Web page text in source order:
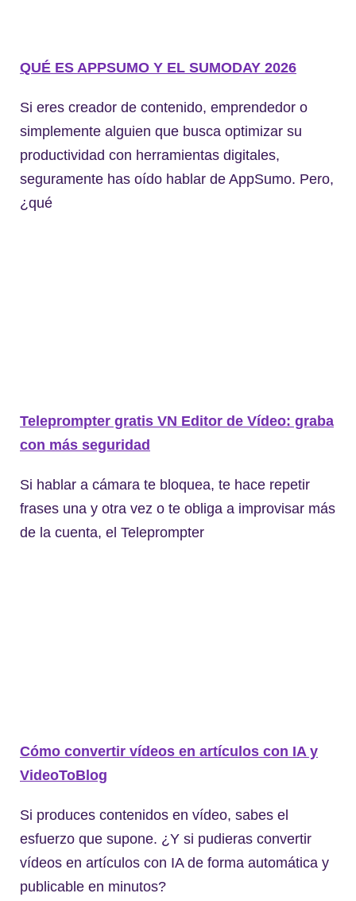
QUÉ ES APPSUMO Y EL SUMODAY 2026
Si eres creador de contenido, emprendedor o
simplemente alguien que busca optimizar su
productividad con herramientas digitales,
seguramente has oído hablar de AppSumo. Pero,
¿qué
Teleprompter gratis VN Editor de Vídeo: graba
con más seguridad
Si hablar a cámara te bloquea, te hace repetir
frases una y otra vez o te obliga a improvisar más
de la cuenta, el Teleprompter
Cómo convertir vídeos en artículos con IA y
VideoToBlog
Si produces contenidos en vídeo, sabes el
esfuerzo que supone. ¿Y si pudieras convertir
vídeos en artículos con IA de forma automática y
publicable en minutos?